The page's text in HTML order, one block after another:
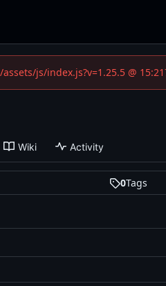
js/index.js?v=1.25.5 @
Wiki Activity
0Tags